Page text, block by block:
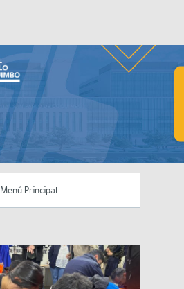
Menú Principal